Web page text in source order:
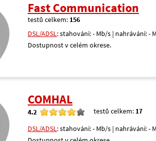
Fast Communication
testů celkem: 156
DSL/ADSL: stahování: - Mb/s | nahrávání: -
Dostupnost v celém okrese.
COMHAL
4.2 testů celkem: 17
DSL/ADSL: stahování: - Mb/s | nahrávání: -